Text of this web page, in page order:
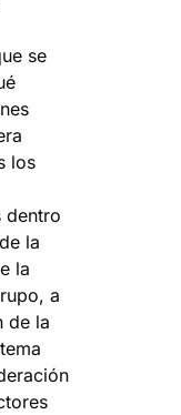
se
los
dentro
la
la
a
de la